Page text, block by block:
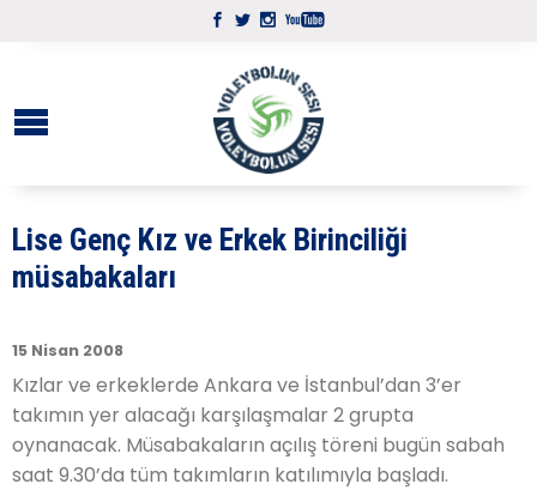
Lise Genç Kız ve Erkek Birinciliği
müsabakaları
15 Nisan 2008
Kızlar ve erkeklerde Ankara ve İstanbul’dan 3’er
takımın yer alacağı karşılaşmalar 2 grupta
oynanacak. Müsabakaların açılış töreni bugün sabah
saat 9.30’da tüm takımların katılımıyla başladı.